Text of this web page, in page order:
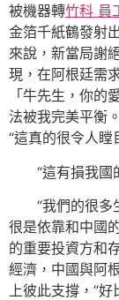
被機器轉竹科 員
金箔千紙鶴發射
來說，新當局謝
現，在阿根廷需
「牛先生，你的
法被我完美平衡
“這真的很令人瞠
“這有損我國
“我們的很多
很是依靠和中國
的重要投資方和
經濟，中國與阿
上彼此支撐，“